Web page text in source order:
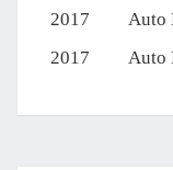
2017
Auto
2017
Auto